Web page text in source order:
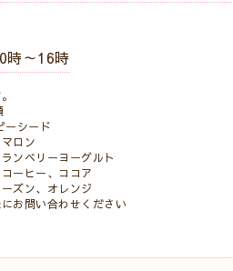
～16時
シード
ロン
ンベリーヨーグルト
ーヒー、ココア
ズン、オレンジ
お問い合わせください